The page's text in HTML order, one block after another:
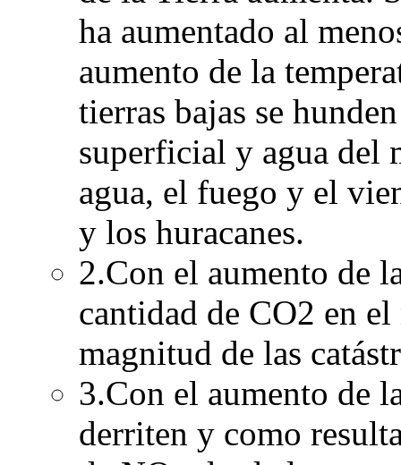
ha aumentado al
aumento de la
tierras bajas se
superficial y agua del
agua, el fuego y el
y los huracanes.
2.Con el aumento de
cantidad de CO2 en el
magnitud de las
3.Con el aumento de
derriten y como